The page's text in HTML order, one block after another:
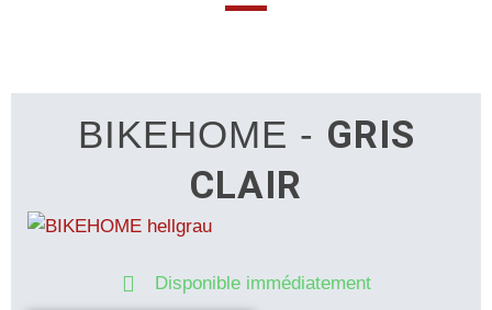
BIKEHOME - GRIS
CLAIR
Disponible immédiatement